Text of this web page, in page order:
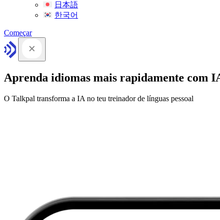
日本語
한국어
Começar
Aprenda idiomas mais rapidamente com
O Talkpal transforma a IA no teu treinador de línguas pessoal